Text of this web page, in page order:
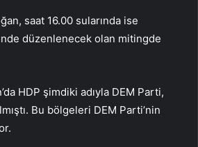
saat 16.00 sularında ise
düzenlenecek olan mitingde
HDP şimdiki adıyla DEM Parti,
Bu bölgeleri DEM Parti’nin